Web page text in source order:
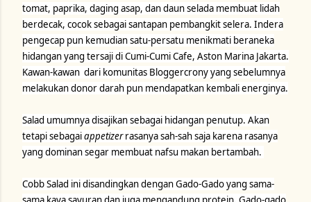
tomat, paprika, daging asap, dan daun selada membuat lidah
berdecak, cocok sebagai santapan pembangkit selera. Indera
pengecap pun kemudian satu-persatu menikmati beraneka
hidangan yang tersaji di Cumi-Cumi Cafe, Aston Marina Jakarta.
Kawan-kawan dari komunitas Bloggercrony yang sebelumnya
melakukan donor darah pun mendapatkan kembali energinya.
Salad umumnya disajikan sebagai hidangan penutup. Akan
tetapi sebagaiappetizerrasanya sah-sah saja karena rasanya
yang dominan segar membuat nafsu makan bertambah.
Cobb Salad ini disandingkan dengan Gado-Gado yang sama-